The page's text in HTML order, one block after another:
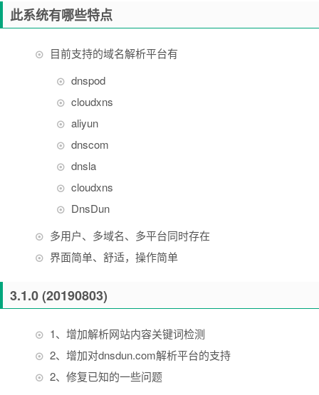
此系统有哪些特点
目前支持的域名解析平台有
dnspod
cloudxns
aliyun
dnscom
dnsla
cloudxns
DnsDun
多用户、多域名、多平台同时存在
界面简单、舒适，操作简单
3.1.0 (20190803)
1、增加解析网站内容关键词检测
2、增加对dnsdun.com解析平台的支持
2、修复已知的一些问题